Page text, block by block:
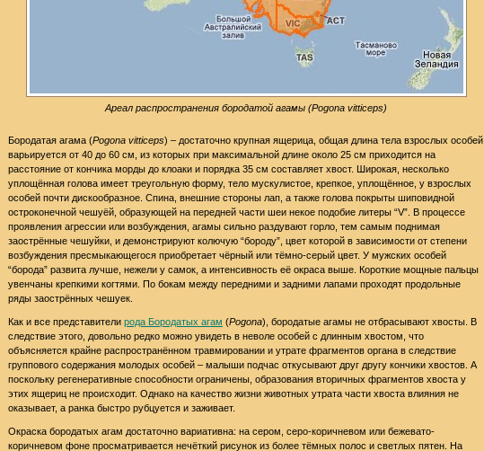
Ареал распространения бородатой агамы (Pogona vitticeps)
Бородатая агама (Pogona vitticeps) – достаточно крупная ящерица, общая длина тела взрослых особей
варьируется от 40 до 60 см, из которых при максимальной длине около 25 см приходится на
расстояние от кончика морды до клоаки и порядка 35 см составляет хвост. Широкая, несколько
уплощённая голова имеет треугольную форму, тело мускулистое, крепкое, уплощённое, у взрослых
особей почти дискообразное. Спина, внешние стороны лап, а также голова покрыты шиповидной
остроконечной чешуёй, образующей на передней части шеи некое подобие литеры “V”. В процессе
проявления агрессии или возбуждения, агамы сильно раздувают горло, тем самым поднимая
заострённые чешуйки, и демонстрируют колючую “бороду”, цвет которой в зависимости от степени
возбуждения пресмыкающегося приобретает чёрный или тёмно-серый цвет. У мужских особей
“борода” развита лучше, нежели у самок, а интенсивность её окраса выше. Короткие мощные пальцы
увенчаны крепкими когтями. По бокам между передними и задними лапами проходят продольные
ряды заострённых чешуек.
Как и все представители рода Бородатых агам (Pogona), бородатые агамы не отбрасывают хвосты. В
следствие этого, довольно редко можно увидеть в неволе особей с длинным хвостом, что
объясняется крайне распространённом травмировании и утрате фрагментов органа в следствие
группового содержания молодых особей – малыши подчас откусывают друг другу кончики хвостов. А
поскольку регенеративные способности ограничены, образования вторичных фрагментов хвоста у
этих ящериц не происходит. Однако на качество жизни животных утрата части хвоста влияния не
оказывает, а ранка быстро рубцуется и заживает.
Окраска бородатых агам достаточно вариативна: на сером, серо-коричневом или бежевато-
коричневом фоне просматривается нечёткий рисунок из более тёмных полос и светлых пятен. На